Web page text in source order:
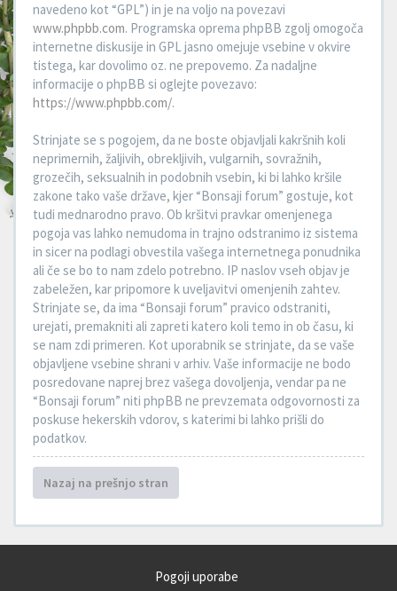
navedeno kot “GPL”) in je na voljo na povezavi
www.phpbb.com. Programska oprema phpBB zgolj omogoča
internetne diskusije in GPL jasno omejuje vsebine v okvire
tistega, kar dovolimo oz. ne prepovemo. Za nadaljne
informacije o phpBB si oglejte povezavo:
https://www.phpbb.com/.
Strinjate se s pogojem, da ne boste objavljali kakršnih koli
neprimernih, žaljivih, obrekljivih, vulgarnih, sovražnih,
grozečih, seksualnih in podobnih vsebin, ki bi lahko kršile
zakone tako vaše države, kjer “Bonsaji forum” gostuje, kot
tudi mednarodno pravo. Ob kršitvi pravkar omenjenega
pogoja vas lahko nemudoma in trajno odstranimo iz sistema
in sicer na podlagi obvestila vašega internetnega ponudnika
ali če se bo to nam zdelo potrebno. IP naslov vseh objav je
zabeležen, kar pripomore k uveljavitvi omenjenih zahtev.
Strinjate se, da ima “Bonsaji forum” pravico odstraniti,
urejati, premakniti ali zapreti katero koli temo in ob času, ki
se nam zdi primeren. Kot uporabnik se strinjate, da se vaše
objavljene vsebine shrani v arhiv. Vaše informacije ne bodo
posredovane naprej brez vašega dovoljenja, vendar pa ne
“Bonsaji forum” niti phpBB ne prevzemata odgovornosti za
poskuse hekerskih vdorov, s katerimi bi lahko prišli do
podatkov.
Nazaj na prešnjo stran
Pogoji uporabe